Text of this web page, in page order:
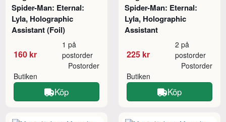
Spider-Man: Eternal:
Lyla, Holographic
Assistant (Foil)
160 kr
1 på
postorder
Butiken
Postorder
Köp
Spider-Man: Eternal:
Lyla, Holographic
Assistant
225 kr
2 på
postorder
Butiken
Postorder
Köp